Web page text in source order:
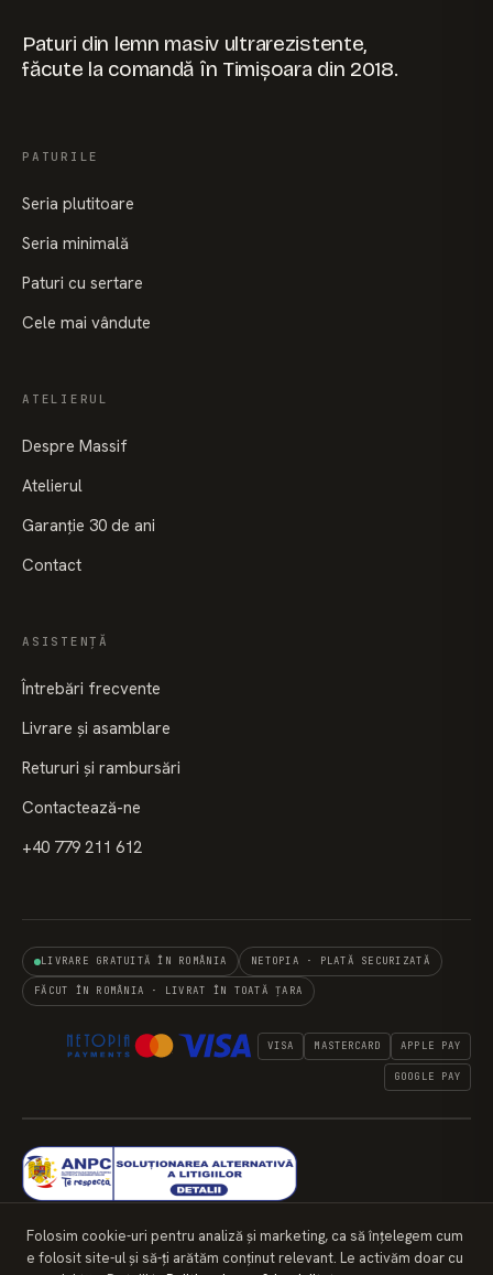
Paturi din lemn masiv ultrarezistente,
făcute la comandă în Timișoara din 2018.
PATURILE
Seria plutitoare
Seria minimală
Paturi cu sertare
Cele mai vândute
ATELIERUL
Despre Massif
Atelierul
Garanție 30 de ani
Contact
ASISTENȚĂ
Întrebări frecvente
Livrare și asamblare
Retururi și rambursări
Contactează-ne
+40 779 211 612
LIVRARE GRATUITĂ ÎN ROMÂNIA NETOPIA · PLATĂ SECURIZATĂ
FĂCUT ÎN ROMÂNIA · LIVRAT ÎN TOATĂ ȚARA
VISA MASTERCARD APPLE PAY
GOOGLE PAY
© 2026 SEEDS OF KENOSIS DESIGN S.R.L. · CUI
Folosim cookie-uri pentru analiză și marketing, ca să înțelegem cum
e folosit site-ul și să-ți arătăm conținut relevant. Le activăm doar cu